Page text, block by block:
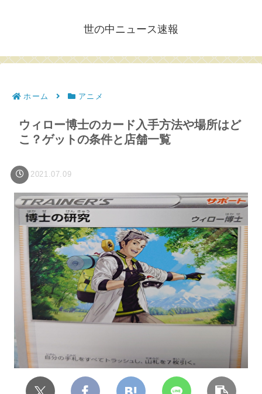
世の中ニュース速報
ホーム アニメ
ウィロー博士のカード入手方法や場所はど
こ？ゲットの条件と店舗一覧
2021.07.09